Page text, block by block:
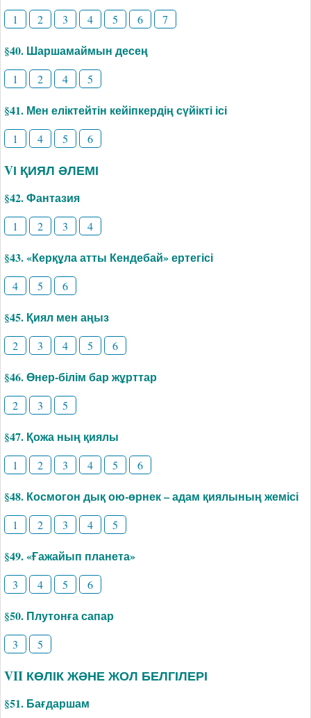
1 2 3 4 5 6 7
§40. Шаршамаймын десең
1 2 4 5
§41. Мен еліктейтін кейіпкердің сүйікті ісі
1 4 5 6
VІ ҚИЯЛ ӘЛЕМІ
§42. Фантазия
1 2 3 4
§43. «Керқұла атты Кендебай» ертегісі
4 5 6
§45. Қиял мен аңыз
2 3 4 5 6
§46. Өнер-білім бар жұрттар
2 3 5
§47. Қожа ның қиялы
1 2 3 4 5 6
§48. Космогон дық ою-өрнек – адам қиялының жемісі
1 2 3 4 5
§49. «Ғажайып планета»
3 4 5 6
§50. Плутонға сапар
3 5
VII КӨЛІК ЖӘНЕ ЖОЛ БЕЛГІЛЕРІ
§51. Бағдаршам